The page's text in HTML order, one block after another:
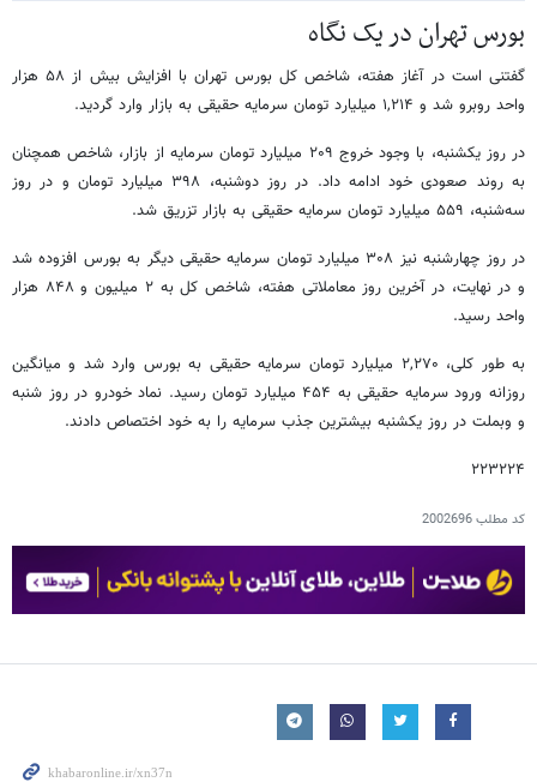
بورس تهران در یک نگاه
گفتنی است در آغاز هفته، شاخص کل بورس تهران با افزایش بیش از ۵۸ هزار
واحد روبرو شد و ۱,۲۱۴ میلیارد تومان سرمایه حقیقی به بازار وارد گردید.
در روز یکشنبه، با وجود خروج ۲۰۹ میلیارد تومان سرمایه از بازار، شاخص همچنان
به روند صعودی خود ادامه داد. در روز دوشنبه، ۳۹۸ میلیارد تومان و در روز
سه‌شنبه، ۵۵۹ میلیارد تومان سرمایه حقیقی به بازار تزریق شد.
در روز چهارشنبه نیز ۳۰۸ میلیارد تومان سرمایه حقیقی دیگر به بورس افزوده شد
و در نهایت، در آخرین روز معاملاتی هفته، شاخص کل به ۲ میلیون و ۸۴۸ هزار
واحد رسید.
به طور کلی، ۲,۲۷۰ میلیارد تومان سرمایه حقیقی به بورس وارد شد و میانگین
روزانه ورود سرمایه حقیقی به ۴۵۴ میلیارد تومان رسید. نماد خودرو در روز شنبه
و وبملت در روز یکشنبه بیشترین جذب سرمایه را به خود اختصاص دادند.
۲۲۳۲۲۴
کد مطلب2002696